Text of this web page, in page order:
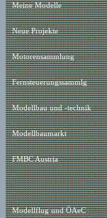
Meine Modelle
Neue Projekte
Motorensammlung
Fernsteuerungssammlg
Modellbau und -technik
Modellbaumarkt
FMBC Austria
Modellflug und ÖAeC